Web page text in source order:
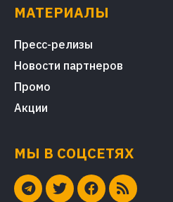
МАТЕРИАЛЫ
Пресс-релизы
Новости партнеров
Промо
Акции
МЫ В СОЦСЕТЯХ